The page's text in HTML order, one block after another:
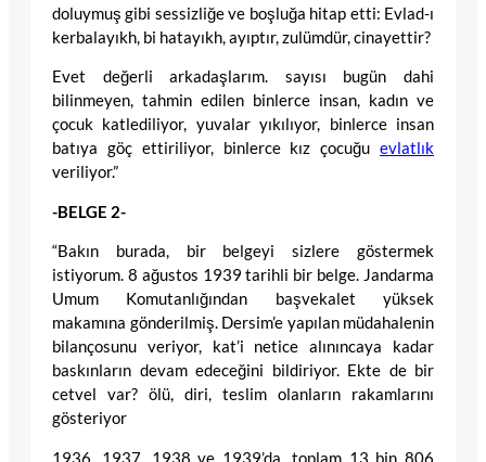
doluymuş gibi sessizliğe ve boşluğa hitap etti: Evlad-ı
kerbalayıkh, bi hatayıkh, ayıptır, zulümdür, cinayettir?
Evet değerli arkadaşlarım. sayısı bugün dahi
bilinmeyen, tahmin edilen binlerce insan, kadın ve
çocuk katlediliyor, yuvalar yıkılıyor, binlerce insan
batıya göç ettiriliyor, binlerce kız çocuğu evlatlık
veriliyor.”
-BELGE 2-
“Bakın burada, bir belgeyi sizlere göstermek
istiyorum. 8 ağustos 1939 tarihli bir belge. Jandarma
Umum Komutanlığından başvekalet yüksek
makamına gönderilmiş. Dersim’e yapılan müdahalenin
bilançosunu veriyor, kat’i netice alınıncaya kadar
baskınların devam edeceğini bildiriyor. Ekte de bir
cetvel var? ölü, diri, teslim olanların rakamlarını
gösteriyor
1936, 1937, 1938 ve 1939’da, toplam 13 bin 806